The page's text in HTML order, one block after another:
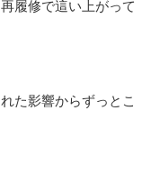
履修で這い上がって
た影響からずっとこ